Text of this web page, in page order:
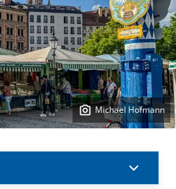
Michael Hofmann